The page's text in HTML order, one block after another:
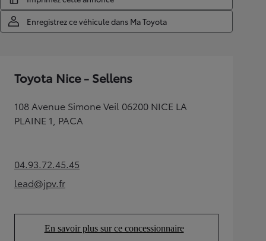
Enregistrez ce véhicule dans Ma Toyota
Toyota Nice - Sellens
108 Avenue Simone Veil 06200 NICE LA
PLAINE 1, PACA
04.93.72.45.45(Opens in new tab)
lead@jpv.fr(Opens in new tab)
En savoir plus sur ce concessionnaire
(Opens in new tab)